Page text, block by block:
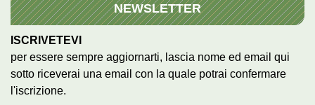
NEWSLETTER
ISCRIVETEVI
per essere sempre aggiornarti, lascia nome ed email qui
sotto riceverai una email con la quale potrai confermare
l'iscrizione.